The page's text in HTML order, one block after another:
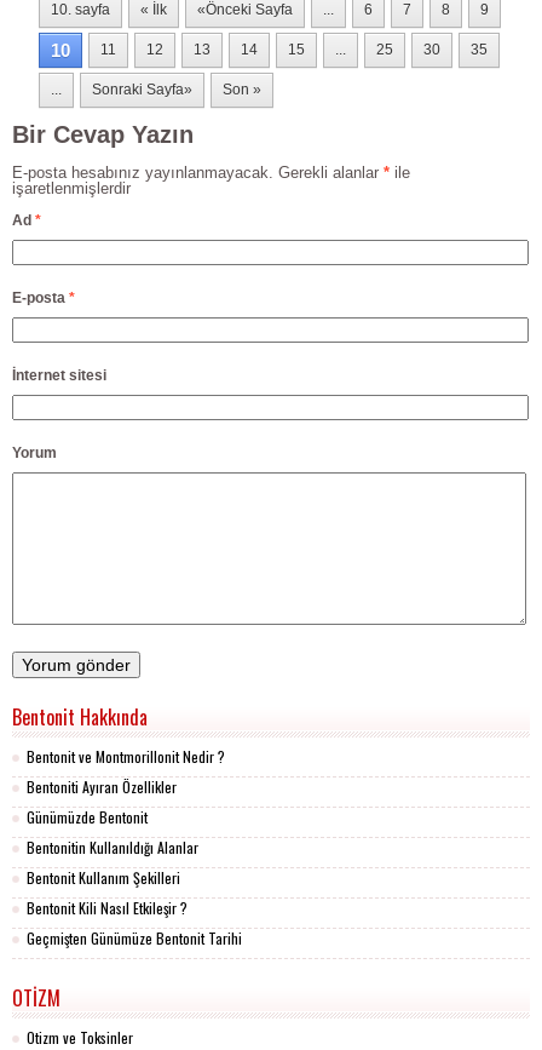
10. sayfa « İlk «Önceki Sayfa ... 6 7 8 9
10 11 12 13 14 15 ... 25 30 35
... Sonraki Sayfa» Son »
Bir Cevap Yazın
E-posta hesabınız yayınlanmayacak. Gerekli alanlar * ile
işaretlenmişlerdir
Ad *
E-posta *
İnternet sitesi
Yorum
Bentonit Hakkında
Bentonit ve Montmorillonit Nedir ?
Bentoniti Ayıran Özellikler
Günümüzde Bentonit
Bentonitin Kullanıldığı Alanlar
Bentonit Kullanım Şekilleri
Bentonit Kili Nasıl Etkileşir ?
Geçmişten Günümüze Bentonit Tarihi
OTİZM
Otizm ve Toksinler